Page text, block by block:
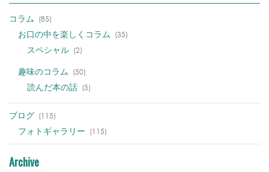
コラム (85)
お口の中を楽しくコラム (35)
スペシャル (2)
趣味のコラム (50)
読んだ本の話 (5)
ブログ (115)
フォトギャラリー (115)
Archive